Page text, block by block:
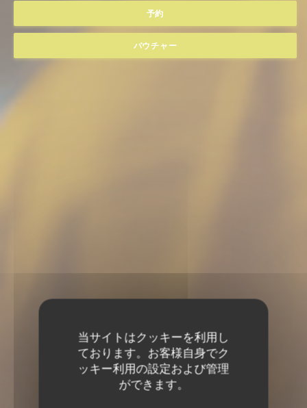
当サイトはクッキーを利用し
ております。お客様自身でク
ッキー利用の設定および管理
ができます。
予約
バウチャー